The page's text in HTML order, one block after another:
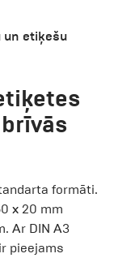
un etiķešu
formāti.
x 20 mm
Ar DIN A3
pieejams